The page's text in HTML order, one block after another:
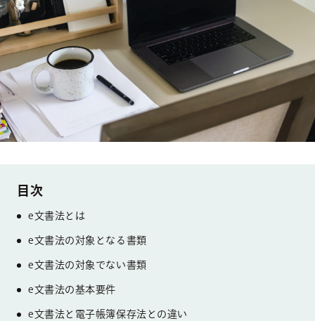
e文書法とは
e文書法の対象となる書類
e文書法の対象でない書類
e文書法の基本要件
e文書法と電子帳簿保存法との違い